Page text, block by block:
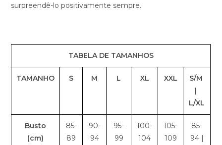
surpreendê-lo positivamente sempre.
TABELA DE TAMANHOS
TAMANHO S M L XL XXL
S/M
|
L/XL
Busto
(cm)
85-
89
90-
94
95-
99
100-
104
105-
109
85-
94 |